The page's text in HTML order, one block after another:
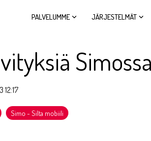
PALVELUMME JÄRJESTELMÄT
Simossa
12:17
Simo - Silta mobiili